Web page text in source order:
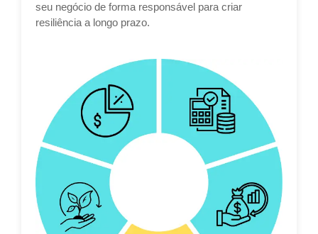
seu negócio de forma responsável para criar
resiliência a longo prazo.